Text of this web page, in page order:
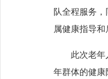
队全程服务
属健康指导
此次老
年群体的健